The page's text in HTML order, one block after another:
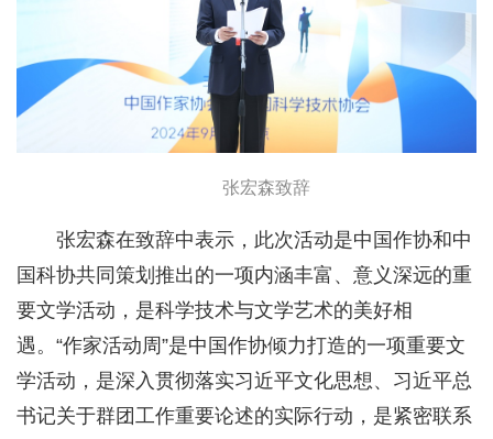
张宏森致辞
张宏森在致辞中表示，此次活动是中国作协和中
国科协共同策划推出的一项内涵丰富、意义深远的重
要文学活动，是科学技术与文学艺术的美好相
遇。“作家活动周”是中国作协倾力打造的一项重要文
学活动，是深入贯彻落实习近平文化思想、习近平总
书记关于群团工作重要论述的实际行动，是紧密联系